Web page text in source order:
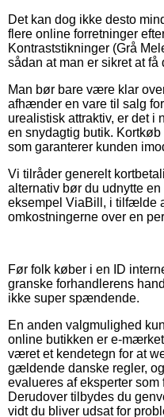
Det kan dog ikke desto
flere online forretninger
Kontraststikninger (Grå
sådan at man er sikret at få
Man bør bare være klar
afhænder en vare til salg
urealistisk attraktiv, er det
en snydagtig butik.
som garanterer kunden
Vi tilråder generelt
alternativ bør du udnytte
eksempel ViaBill, i tilfælde
omkostningerne over en
Før folk køber i en ID
granske forhandlerens
ikke super spændende.
En anden valgmulighed
online butikken er e-
været et kendetegn for at
gældende danske regler,
evalueres af eksperter
Derudover tilbydes du
vidt du bliver udsat for